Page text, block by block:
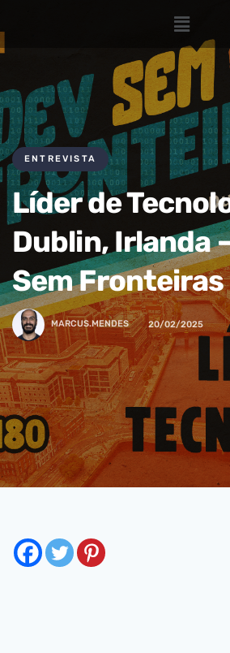
ENTREVISTA
Líder de
Dublin, Irlanda
Sem
MARCUS.MENDES 20/02/2025